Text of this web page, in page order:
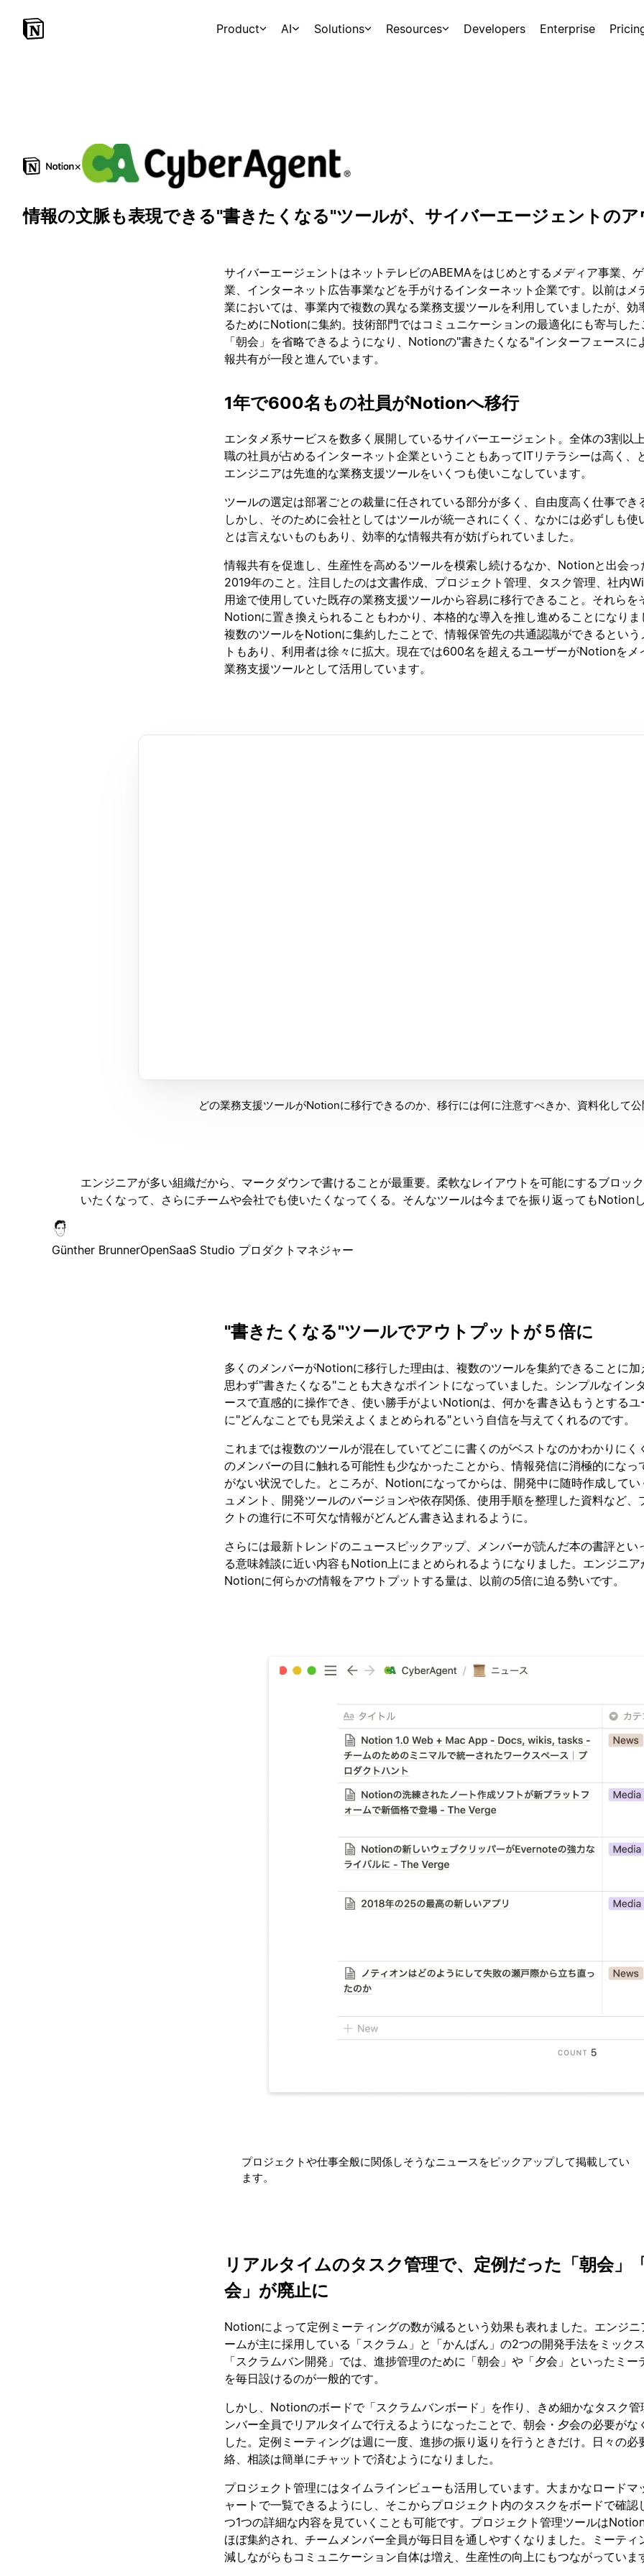
Product AI Solutions Resources Developers Enterprise
×
情報の文脈も表現できる"書きたくなる"ツールが、サイバーエージェントの
サイバーエージェントはネットテレビのABEMAをはじめとするメディア事業、
業、インターネット広告事業などを手がけるインターネット企業です。以前はメ
業においては、事業内で複数の異なる業務支援ツールを利用していましたが、効
るためにNotionに集約。技術部門ではコミュニケーションの最適化にも寄与した
「朝会」を省略できるようになり、Notionの"書きたくなる"インターフェースに
報共有が一段と進んでいます。
1年で600名もの社員がNotionへ移行
エンタメ系サービスを数多く展開しているサイバーエージェント。全体の3割以
職の社員が占めるインターネット企業ということもあってITリテラシーは高く、
エンジニアは先進的な業務支援ツールをいくつも使いこなしています。
ツールの選定は部署ごとの裁量に任されている部分が多く、自由度高く仕事でき
しかし、そのために会社としてはツールが統一されにくく、なかには必ずしも使
とは言えないものもあり、効率的な情報共有が妨げられていました。
情報共有を促進し、生産性を高めるツールを模索し続けるなか、Notionと出会っ
2019年のこと。注目したのは文書作成、プロジェクト管理、タスク管理、社内
用途で使用していた既存の業務支援ツールから容易に移行できること。それらを
Notionに置き換えられることもわかり、本格的な導入を推し進めることになりま
複数のツールをNotionに集約したことで、情報保管先の共通認識ができるという
トもあり、利用者は徐々に拡大。現在では600名を超えるユーザーがNotionをメ
業務支援ツールとして活用しています。
どの業務支援ツールがNotionに移行できるのか、移行には何に注意すべきか、資料化して
エンジニアが多い組織だから、マークダウンで書けることが最重要。柔軟なレイアウトを可能にするブロッ
いたくなって、さらにチームや会社でも使いたくなってくる。そんなツールは今までを振り返ってもNotion
Günther BrunnerOpenSaaS Studio プロダクトマネジャー
"書きたくなる"ツールでアウトプットが５倍に
多くのメンバーがNotionに移行した理由は、複数のツールを集約できることに加
思わず"書きたくなる"ことも大きなポイントになっていました。シンプルなイン
ースで直感的に操作でき、使い勝手がよいNotionは、何かを書き込もうとするユ
に"どんなことでも見栄えよくまとめられる"という自信を与えてくれるのです。
これまでは複数のツールが混在していてどこに書くのがベストなのかわかりにく
のメンバーの目に触れる可能性も少なかったことから、情報発信に消極的になっ
がない状況でした。ところが、Notionになってからは、開発中に随時作成してい
ュメント、開発ツールのバージョンや依存関係、使用手順を整理した資料など、
クトの進行に不可欠な情報がどんどん書き込まれるように。
さらには最新トレンドのニュースピックアップ、メンバーが読んだ本の書評とい
る意味雑談に近い内容もNotion上にまとめられるようになりました。エンジニア
Notionに何らかの情報をアウトプットする量は、以前の5倍に迫る勢いです。
プロジェクトや仕事全般に関係しそうなニュースをピックアップして掲載してい
ます。
リアルタイムのタスク管理で、定例だった「朝会」
会」が廃止に
Notionによって定例ミーティングの数が減るという効果も表れました。エンジニ
ームが主に採用している「スクラム」と「かんばん」の2つの開発手法をミック
「スクラムバン開発」では、進捗管理のために「朝会」や「夕会」といったミー
を毎日設けるのが一般的です。
しかし、Notionのボードで「スクラムバンボード」を作り、きめ細かなタスク管
ンバー全員でリアルタイムで行えるようになったことで、朝会・夕会の必要がな
した。定例ミーティングは週に一度、進捗の振り返りを行うときだけ。日々の必
絡、相談は簡単にチャットで済むようになりました。
プロジェクト管理にはタイムラインビューも活用しています。大まかなロードマ
ャートで一覧できるようにし、そこからプロジェクト内のタスクをボードで確認
つ1つの詳細な内容を見ていくことも可能です。プロジェクト管理ツールは
ほぼ集約され、チームメンバー全員が毎日目を通しやすくなりました。ミーティ
減しながらもコミュニケーション自体は増え、生産性の向上にもつながっていま